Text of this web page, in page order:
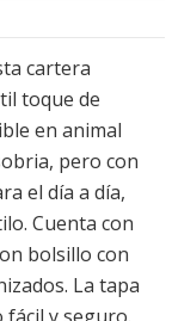
cartera
toque de
en animal
pero con
el día a día,
Cuenta con
bolsillo con
La tapa